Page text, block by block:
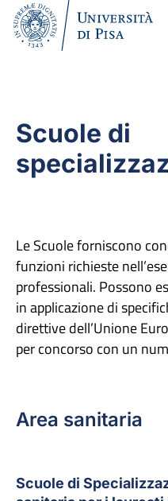
Scuole di
Le Scuole forniscono
funzioni richieste
professionali. Possono
in applicazione di
direttive dell’Unione
per concorso con un
Area sanitaria
Scuole di